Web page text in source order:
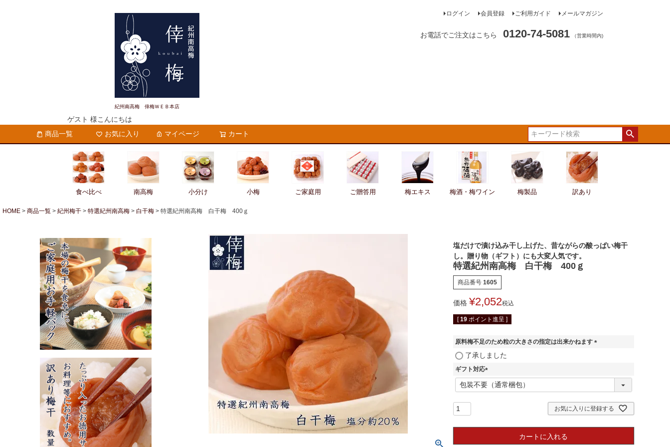
紀州南高梅 倖梅ＷＥＢ本店
ゲスト 様こんにちは
ログイン 会員登録 ご利用ガイド メールマガジン
お電話でご注文はこちら 0120-74-5081 （営業時間内)
商品一覧 お気に入り マイページ カート
食べ比べ 南高梅 小分け 小梅 ご家庭用 ご贈答用 梅エキス 梅酒・梅ワイン 梅製品 訳あり
HOME 商品一覧 紀州梅干 特選紀州南高梅 白干梅 特選紀州南高梅 白干梅 400ｇ
塩だけで漬け込み干し上げた、昔ながらの酸っぱい梅干
し。贈り物（ギフト）にも大変人気です。
特選紀州南高梅 白干梅 400ｇ
商品番号 1605
価格 ¥2,052税込
[ 19 ポイント進呈 ]
原料梅不足のため粒の大きさの指定は出来かねます
)
了承しました
ギフト対応
(
必
お気に入りに登録する
カートに入れる